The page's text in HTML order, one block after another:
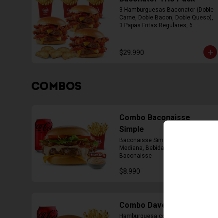
3 Hamburguesas Baconator (Doble
Carne, Doble Bacon, Doble Queso),
3 Papas Fritas Regulares, 6
$29.990
COMBOS
Combo Baconaisse
Simple
Baconaisse Simple, Papa Fritas
Mediana, Bebida lata, Cup Salsa
Baconaisse
$8.990
Combo Daves Doble
Hamburguesa con Doble Carne de